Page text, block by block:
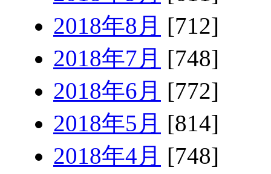
2018年8月 [712]
2018年7月 [748]
2018年6月 [772]
2018年5月 [814]
2018年4月 [748]